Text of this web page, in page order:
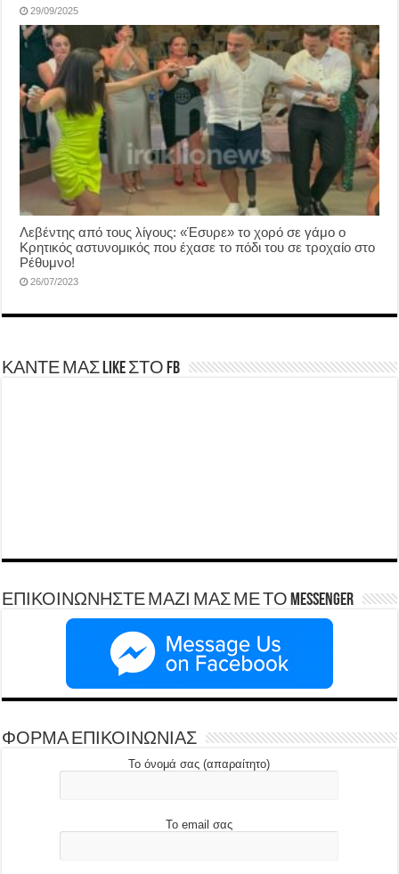
29/09/2025
Λεβέντης από τους λίγους: «Έσυρε» το χορό σε γάμο ο
Κρητικός αστυνομικός που έχασε το πόδι του σε τροχαίο στο
Ρέθυμνο!
26/07/2023
ΚΑΝΤΕ ΜΑΣ LIKE ΣΤΟ FB
ΕΠΙΚΟΙΝΩΝΗΣΤΕ ΜΑΖΙ ΜΑΣ ΜΕ ΤΟ Messenger
ΦΟΡΜΑ ΕΠΙΚΟΙΝΩΝΙΑΣ
Το όνομά σας (απαραίτητο)
Το email σας